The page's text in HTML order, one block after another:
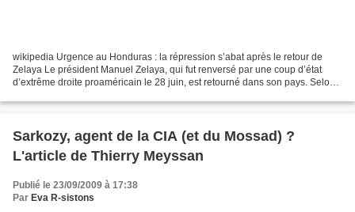
wikipedia Urgence au Honduras : la répression s’abat après le retour de
Zelaya Le président Manuel Zelaya, qui fut renversé par une coup d’état
d’extrême droite proaméricain le 28 juin, est retourné dans son pays. Selon
Sarkozy, agent de la CIA (et du Mossad) ?
L'article de Thierry Meyssan
Publié le 23/09/2009 à 17:38
Par Eva R-sistons